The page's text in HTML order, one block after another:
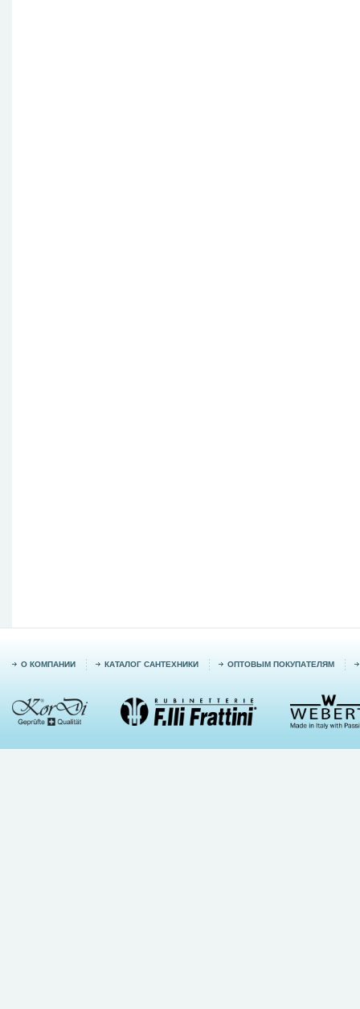
О КОМПАНИИ КАТАЛОГ САНТЕХНИКИ ОПТОВЫМ ПОКУПАТЕЛЯМ